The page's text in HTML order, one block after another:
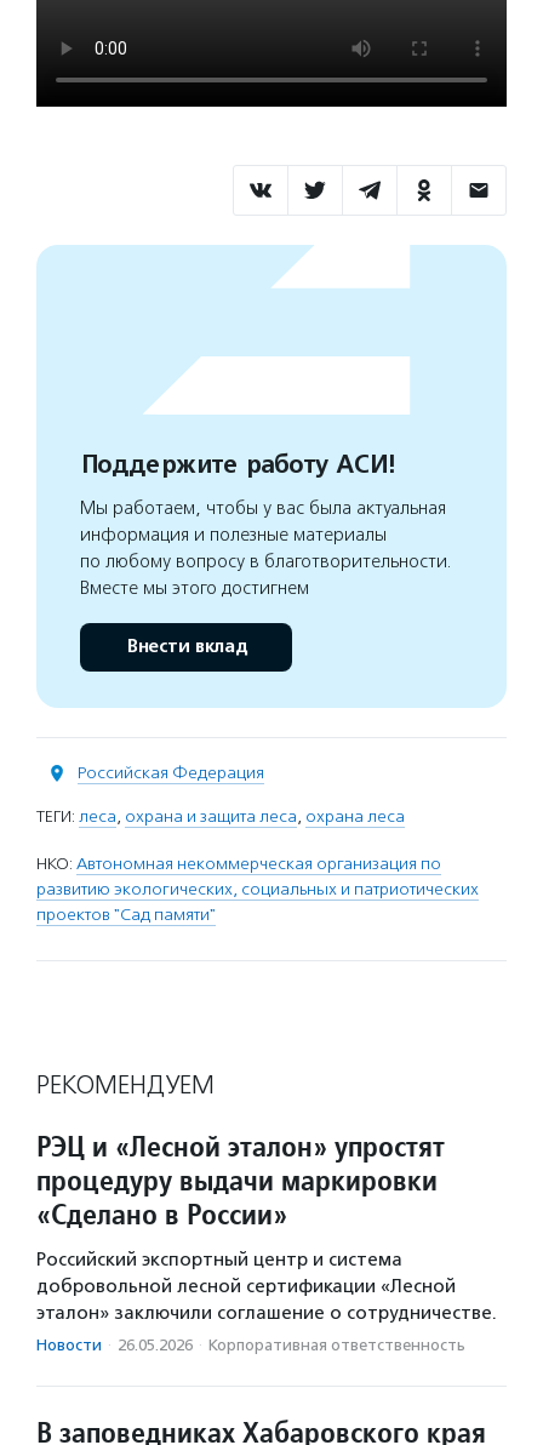
Поддержите работу АСИ!
Мы работаем, чтобы у вас была актуальная
информация и полезные материалы
по любому вопросу в благотворительности.
Вместе мы этого достигнем
Внести вклад
Российская Федерация
ТЕГИ: леса, охрана и защита леса, охрана леса
НКО: Автономная некоммерческая организация по
развитию экологических, социальных и патриотических
проектов "Сад памяти"
РЕКОМЕНДУЕМ
РЭЦ и «Лесной эталон» упростят
процедуру выдачи маркировки
«Сделано в России»
Российский экспортный центр и система
добровольной лесной сертификации «Лесной
эталон» заключили соглашение о сотрудничестве.
Новости · 26.05.2026 · Корпоративная ответственность
В заповедниках Хабаровского края